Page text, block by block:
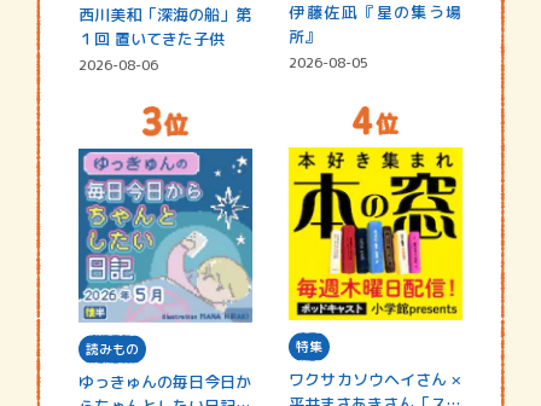
西川美和「深海の船」第
１回 置いてきた子供
2026-08-06
伊藤佐凪『星の集う場
所』
2026-08-05
読みもの
ゆっきゅんの毎日今日か
特集
ワクサカソウヘイさん ×